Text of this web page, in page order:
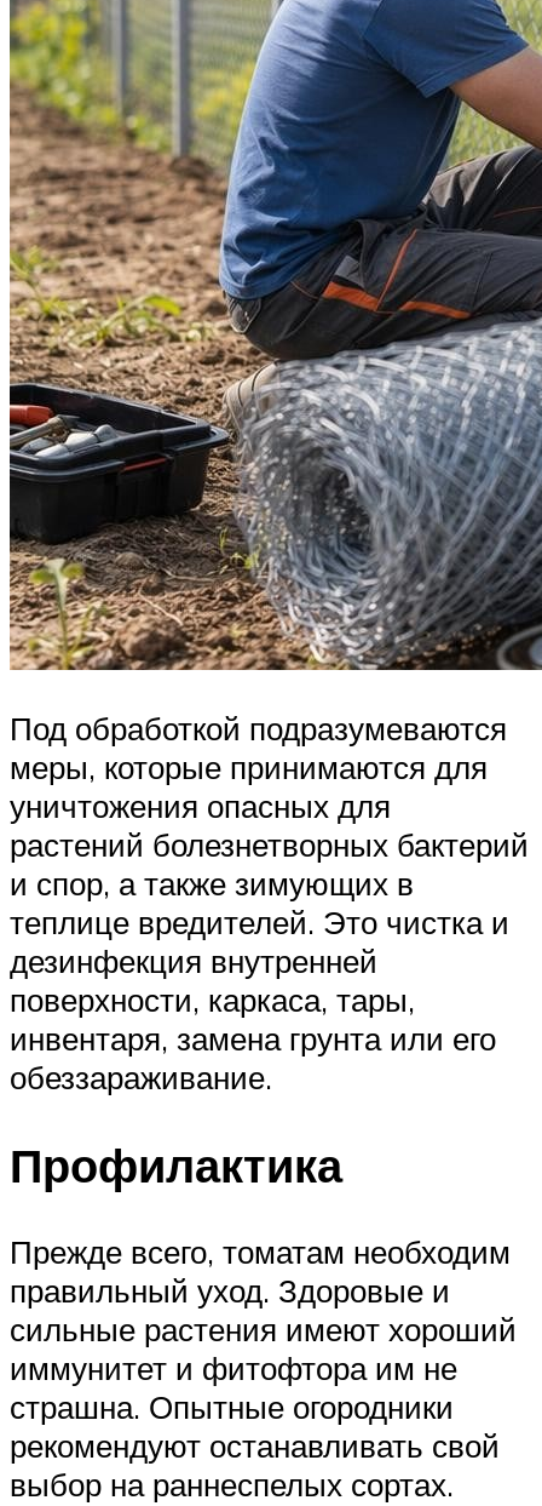
Под обработкой подразумеваются
меры, которые принимаются для
уничтожения опасных для
растений болезнетворных бактерий
и спор, а также зимующих в
теплице вредителей. Это чистка и
дезинфекция внутренней
поверхности, каркаса, тары,
инвентаря, замена грунта или его
обеззараживание.
Профилактика
Прежде всего, томатам необходим
правильный уход. Здоровые и
сильные растения имеют хороший
иммунитет и фитофтора им не
страшна. Опытные огородники
рекомендуют останавливать свой
выбор на раннеспелых сортах.